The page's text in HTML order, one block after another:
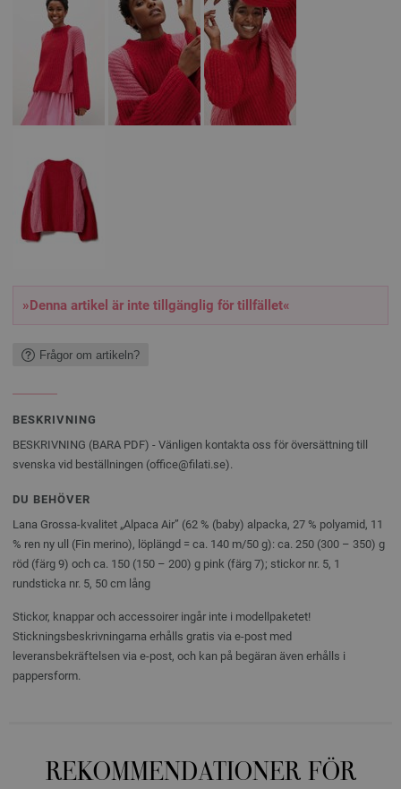
»Denna artikel är inte tillgänglig för tillfället«
Frågor om artikeln?
BESKRIVNING
BESKRIVNING (BARA PDF) - Vänligen kontakta oss för översättning till
svenska vid beställningen (office@filati.se).
DU BEHÖVER
Lana Grossa-kvalitet „Alpaca Air” (62 % (baby) alpacka, 27 % polyamid, 11
% ren ny ull (Fin merino), löplängd = ca. 140 m/50 g): ca. 250 (300 – 350) g
röd (färg 9) och ca. 150 (150 – 200) g pink (färg 7); stickor nr. 5, 1
rundsticka nr. 5, 50 cm lång
Stickor, knappar och accessoirer ingår inte i modellpaketet!
Stickningsbeskrivningarna erhålls gratis via e-post med
leveransbekräftelsen via e-post, och kan på begäran även erhålls i
pappersform.
REKOMMENDATIONER FÖR